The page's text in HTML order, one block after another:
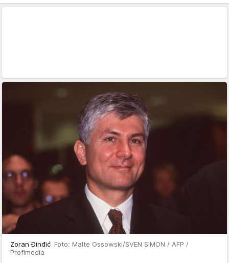
Zoran Đinđić Foto: Malte Ossowski/SVEN SIMON / AFP /
Profimedia